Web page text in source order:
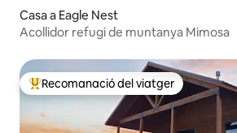
Casa a Eagle Nest
Acollidor refugi de muntanya Mimosa
Principals recomanacions dels viatgers
Recomanació del viatger